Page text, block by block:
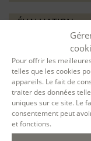
Pour offrir les
telles que les cookies
appareils. Le fait de
traiter des données
uniques sur ce site. Le
consentement peut
et fonctions.
ÉVALUATION
VOTRE
Micro-roman